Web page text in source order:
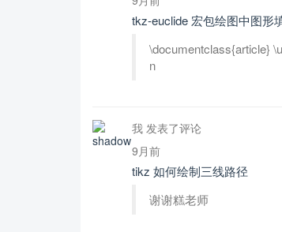
tkz-euclide 宏包绘图中图形
\documentclass{article}
n
我 发表了评论
9月前
tikz 如何绘制三线路径
谢谢糕老师